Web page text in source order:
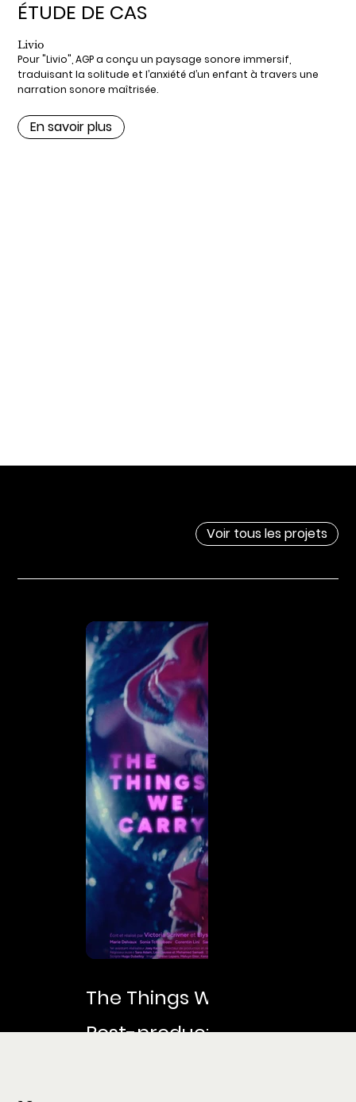
ÉTUDE DE CAS
Livio
Pour "Livio", AGP a conçu un paysage sonore immersif,
traduisant la solitude et l’anxiété d’un enfant à travers une
narration sonore maîtrisée.
En savoir plus
Voir tous les projets
The Things We Carry
Post-production